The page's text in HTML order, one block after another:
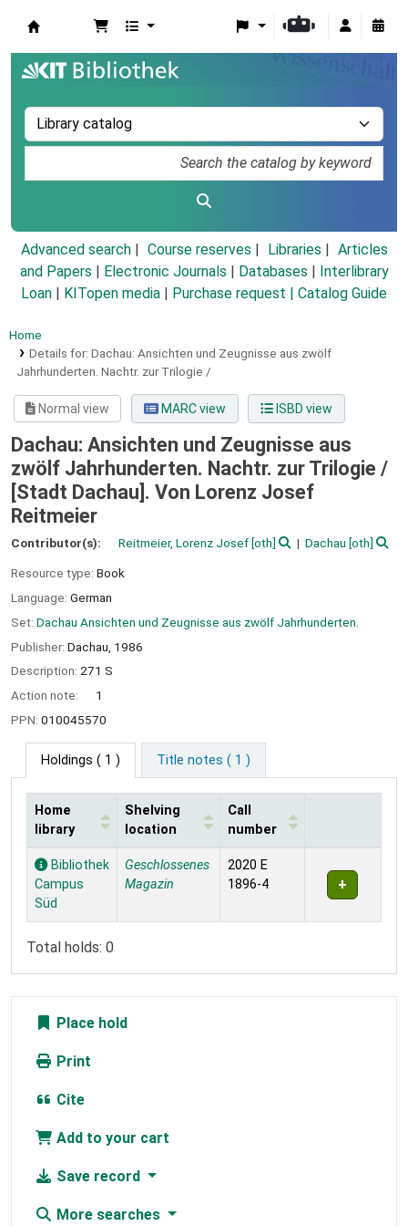
Advanced search Course reserves Libraries
Articles
and Papers
Electronic Journals Databases
Interlibrary
Loan
KITopen media Purchase request | Catalog Guide
Home
Details for: Dachau: Ansichten und Zeugnisse aus zwölf
Jahrhunderten. Nachtr. zur Trilogie /
Normal view MARC view ISBD view
Dachau: Ansichten und Zeugnisse aus
zwölf Jahrhunderten. Nachtr. zur Trilogie /
[Stadt Dachau]. Von Lorenz Josef
Reitmeier
Contributor(s): Reitmeier, Lorenz Josef [oth] Dachau [oth]
Resource type: Book
Language: German
Set: Dachau Ansichten und Zeugnisse aus zwölf Jahrhunderten.
Publisher: Dachau, 1986
Description: 271 S
Action note:
1
PPN: 010045570
Holdings ( 1 ) Title notes ( 1 )
Holdings
Home
library
Shelving
location
Call
number
Bibliothek
Campus
Süd
Geschlossenes
Magazin
2020 E
1896-4
Total holds: 0
Place hold
Print
Cite
Add to your cart
Save record
More searches